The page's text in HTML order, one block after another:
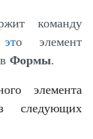
команду
это элемент
Формы.
элемента
следующих